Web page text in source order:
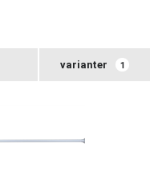
varianter 1